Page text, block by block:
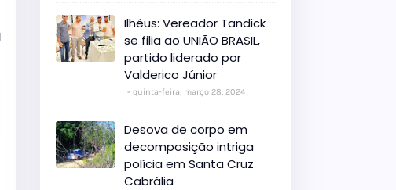
Ilhéus: Vereador Tandick
se filia ao UNIÃO BRASIL,
partido liderado por
Valderico Júnior
quinta-feira, março 28, 2024
Desova de corpo em
decomposição intriga
polícia em Santa Cruz
Cabrália